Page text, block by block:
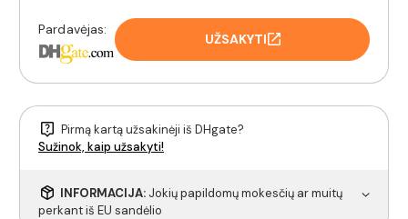
Pardavėjas:
UŽSAKYTI
Pirmą kartą užsakinėji iš DHgate?
Sužinok, kaip užsakyti!
INFORMACIJA: Jokių papildomų mokesčių ar muitų
perkant iš EU sandėlio